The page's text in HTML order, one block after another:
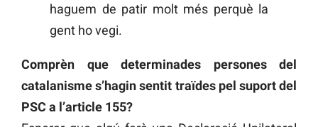
haguem de patir molt més perquè la
gent ho vegi.
Comprèn que determinades persones del
catalanisme s’hagin sentit traïdes pel suport del
PSC a l’article 155?